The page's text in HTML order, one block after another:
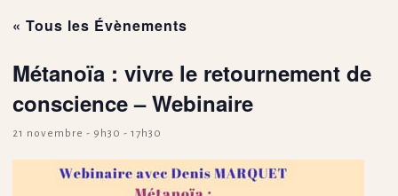
« Tous les Évènements
Métanoïa : vivre le retournement de
conscience – Webinaire
21 novembre - 9h30 -17h30